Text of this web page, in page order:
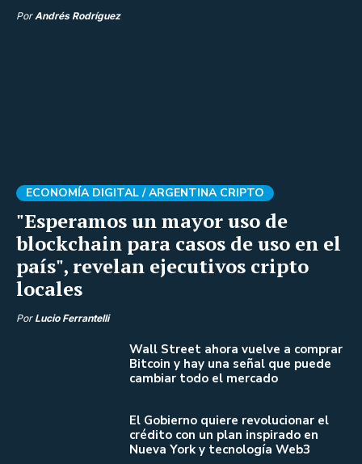
PorAndrés Rodríguez
"Esperamos un mayor uso de
blockchain para casos de uso en el
país", revelan ejecutivos cripto
locales
ECONOMÍA DIGITAL /ARGENTINA CRIPTO
Por Lucio Ferrantelli
Wall Street ahora vuelve a comprar
Bitcoin y hay una señal que puede
cambiar todo el mercado
El Gobierno quiere revolucionar el
crédito con un plan inspirado en
Nueva York y tecnología Web3